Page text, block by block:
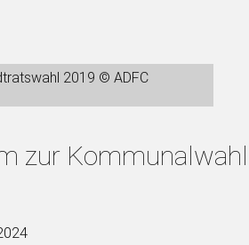
2019 © ADFC
zur Kommunalwahl